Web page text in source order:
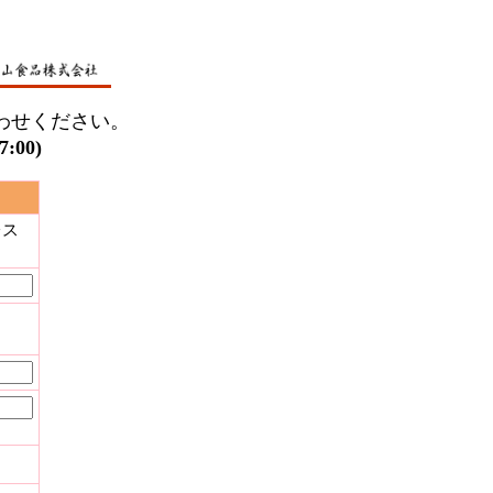
ください。